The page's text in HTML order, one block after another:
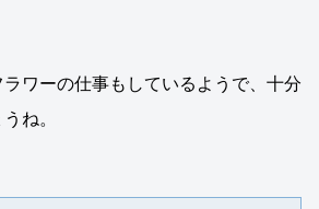
ワーの仕事もしているようで、十分
ね。